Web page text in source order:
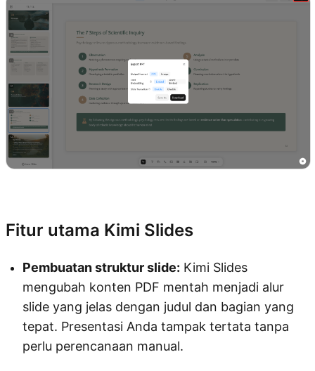
Fitur utama Kimi Slides
Pembuatan struktur slide: Kimi Slides
mengubah konten PDF mentah menjadi alur
slide yang jelas dengan judul dan bagian yang
tepat. Presentasi Anda tampak tertata tanpa
perlu perencanaan manual.